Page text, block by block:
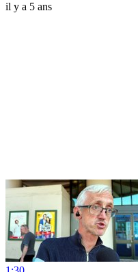
il y a 5 ans